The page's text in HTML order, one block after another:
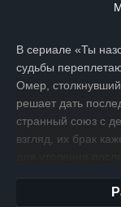
В сериале «Ты
судьбы
Омер,
решает дать
странный союз с
взгляд, их брак